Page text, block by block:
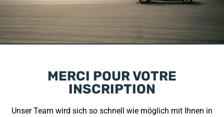
MERCI POUR VOTRE
INSCRIPTION
Unser Team wird sich so schnell wie möglich mit Ihnen in